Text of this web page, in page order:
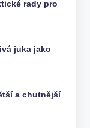
rady pro
juka jako
a chutnější